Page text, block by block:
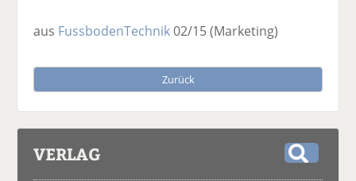
aus FussbodenTechnik02/15(Marketing)
Zurück
VERLAG